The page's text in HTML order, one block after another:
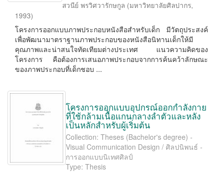
สวนีย์ พรวิศวารักษกูล (มหาวิทยาลัยศิลปากร,
1993)
โครงการออกแบบภาพประกอบหนังสือสำหรับเด็ก มีวัตถุประสงค์
เพื่อพัฒนามาตราฐานภาพประกอบของหนังสือนิทานเด็กให้มี
คุณภาพและน่าสนใจทัดเทียมต่างประเทศ แนวความคิดของ
โครงการ คือต้องการเสนอภาพประกอบจากการค้นคว้าลักษณะ
ของภาพประกอบที่เด็กชอบ ...
โครงการออกแบบอุปกรณ์ออกกำลังกาย
ที่ใช้กล้ามเนื้อแกนกลางลำตัวและหลัง
เป็นหลักสำหรับผู้เริ่มต้น
Collection: Theses (Bachelor's degree) -
Visual Communication Design / ศิลปนิพนธ์ -
การออกแบบนิเทศศิลป์
Type: Thesis